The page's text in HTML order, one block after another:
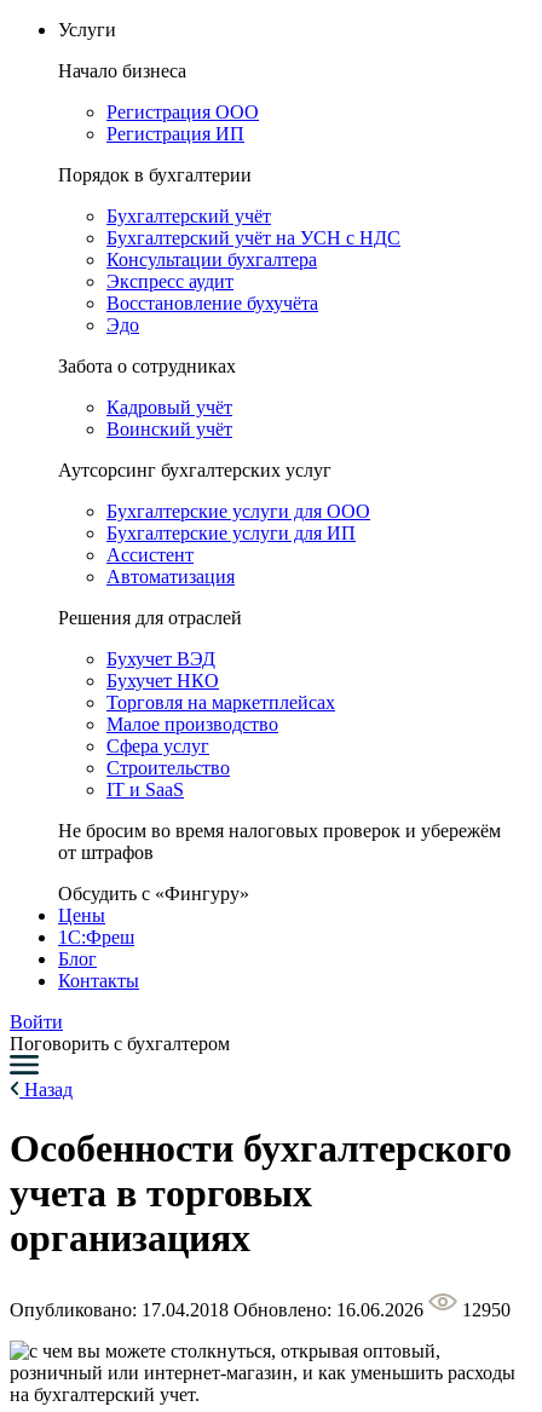
Услуги
Начало бизнеса
Регистрация ООО
Регистрация ИП
Порядок в бухгалтерии
Бухгалтерский учёт
Бухгалтерский учёт на УСН с НДС
Консультации бухгалтера
Экспресс аудит
Восстановление бухучёта
Эдо
Забота о сотрудниках
Кадровый учёт
Воинский учёт
Аутсорсинг бухгалтерских услуг
Бухгалтерские услуги для ООО
Бухгалтерские услуги для ИП
Ассистент
Автоматизация
Решения для отраслей
Бухучет ВЭД
Бухучет НКО
Торговля на маркетплейсах
Малое производство
Сфера услуг
Строительство
IT и SaaS
Не бросим во время налоговых проверок и убережём
от штрафов
Обсудить с «Фингуру»
Цены
1С:Фреш
Блог
Контакты
Войти
Поговорить с бухгалтером
Назад
Особенности бухгалтерского
учета в торговых
организациях
Опубликовано: 17.04.2018 Обновлено: 16.06.2026 12950